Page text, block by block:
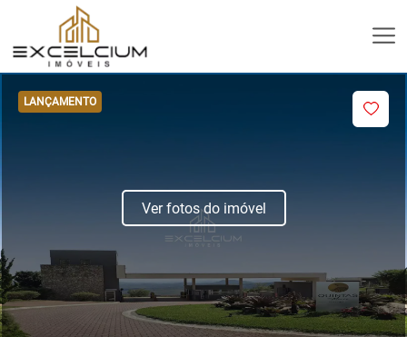
LANÇAMENTO
Ver fotos do imóvel